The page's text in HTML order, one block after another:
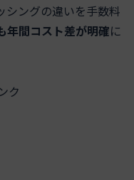
シングの違いを手数料
年間コスト差が明確に
ク